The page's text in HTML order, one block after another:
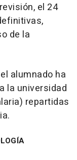
el 24
de la
alumnado ha
la universidad
repartidas